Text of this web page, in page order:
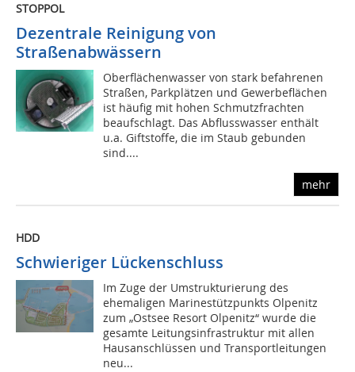
STOPPOL
Dezentrale Reinigung von
Straßenabwässern
Oberflächenwasser von stark befahrenen
Straßen, Parkplätzen und Gewerbeflächen
ist häufig mit hohen Schmutzfrachten
beaufschlagt. Das Abflusswasser enthält
u.a. Giftstoffe, die im Staub gebunden
sind....
mehr
HDD
Schwieriger Lückenschluss
Im Zuge der Umstrukturierung des
ehemaligen Marinestützpunkts Olpenitz
zum „Ostsee Resort Olpenitz“ wurde die
gesamte Leitungsinfrastruktur mit allen
Hausanschlüssen und Transportleitungen
neu...